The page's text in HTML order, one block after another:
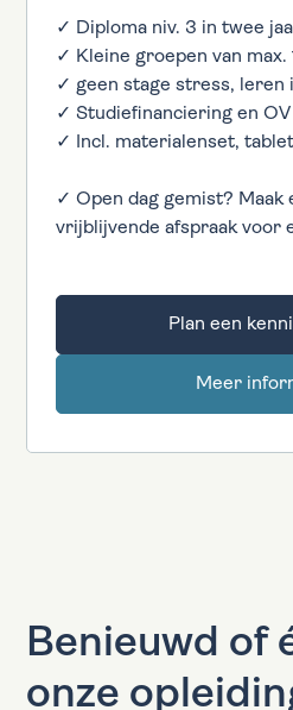
✓ Diploma niv. 3 in twee
✓ Kleine groepen van max.
✓ geen stage stress, leren
✓ Studiefinanciering en
✓ Incl. materialenset,
✓ Open dag gemist? Maak
vrijblijvende afspraak voor
Plan een
Meer
Benieuwd of
onze